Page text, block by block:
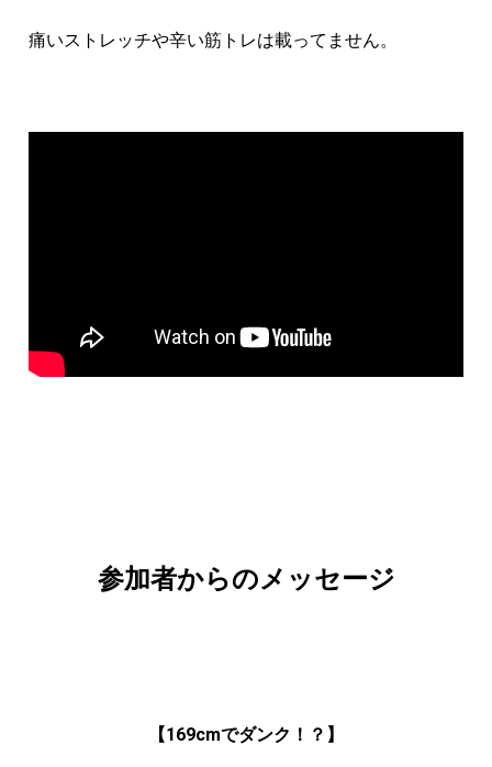
痛いストレッチや辛い筋トレは載ってません。
参加者からのメッセージ
【169cmでダンク！？】